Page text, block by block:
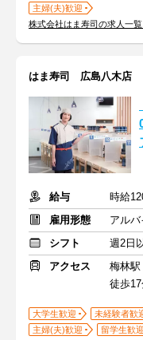
主婦(夫)歓迎
株式会社はま寿司の求人一
はま寿司 広島八木店
給与
雇用形態
アルバ
シフト
週2日
アクセス
梅林駅
徒歩
大学生歓迎 未経験者歓
主婦(夫)歓迎
留学生歓迎